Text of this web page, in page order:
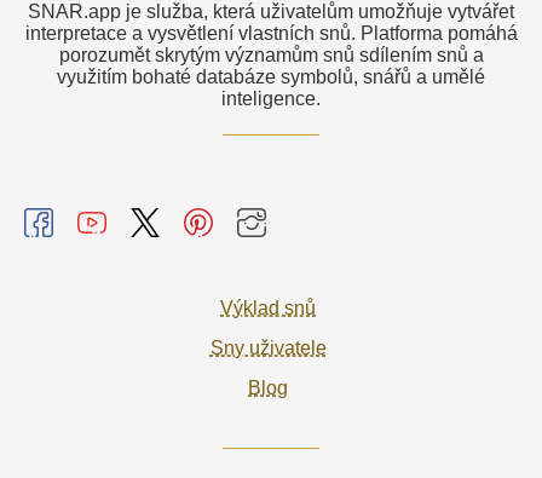
SNAR.app je služba, která uživatelům umožňuje vytvářet
interpretace a vysvětlení vlastních snů. Platforma pomáhá
porozumět skrytým významům snů sdílením snů a
využitím bohaté databáze symbolů, snářů a umělé
inteligence.
Výklad snů
Sny uživatele
Blog